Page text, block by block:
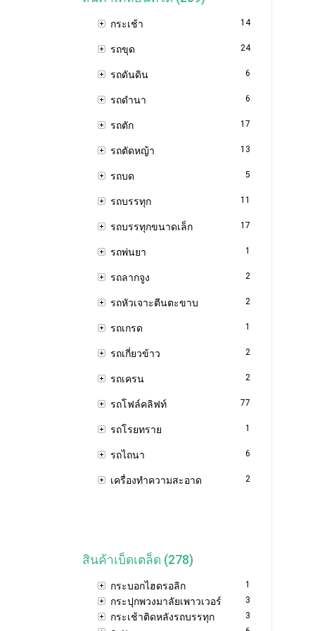
กระเช้า 14
รถขุด 24
รถดันดิน 6
รถดำนา 6
รถตัก 17
รถตัดหญ้า 13
รถบด 5
รถบรรทุก 11
รถบรรทุกขนาดเล็ก 17
รถพ่นยา 1
รถลากจูง 2
รถหัวเจาะตีนตะขาบ 2
รถเกรด 1
รถเกี่ยวข้าว 2
รถเครน 2
รถโฟล์คลิฟท์ 77
รถโรยทราย 1
รถไถนา 6
เครื่องทำความสะอาด 2
สินค้าเบ็ดเตล็ด (278)
กระบอกไฮดรอลิก 1
กระปุกพวงมาลัยเพาวเวอร์ 3
กระเช้าติดหลังรถบรรทุก 3